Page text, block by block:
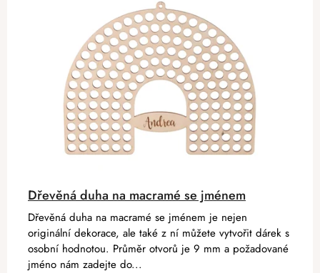
Dřevěná duha na macramé se jménem
Dřevěná duha na macramé se jménem je nejen
originální dekorace, ale také z ní můžete vytvořit dárek s
osobní hodnotou. Průměr otvorů je 9 mm a požadované
jméno nám zadejte do...